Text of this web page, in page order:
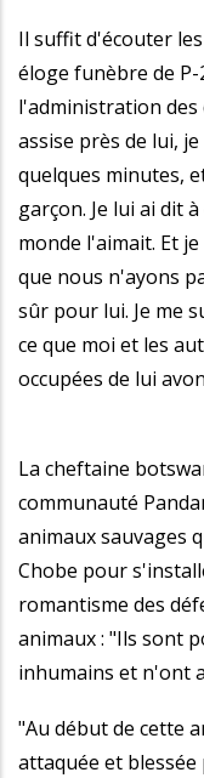
Il suffit d'écouter
éloge funèbre de
l'administration des
assise près de lui,
quelques minutes,
garçon. Je lui ai dit
monde l'aimait. Et
que nous n'ayons
sûr pour lui. Je me
ce que moi et les
occupées de lui
La cheftaine
communauté
animaux sauvages
Chobe pour
romantisme des
animaux : "Ils sont
inhumains et n'ont
"Au début de cette
attaquée et